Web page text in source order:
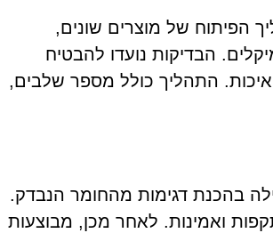
הפיתוח של מוצרים שונים,
הבדיקות נועדו להבטיח
התהליך כולל מספר שלבים,
בהכנת דגימות מהחומר הנבדק.
ואמינות. לאחר מכן, מבוצעות